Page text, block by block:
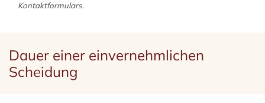
Kontaktformulars.
Dauer einer einvernehmlichen
Scheidung